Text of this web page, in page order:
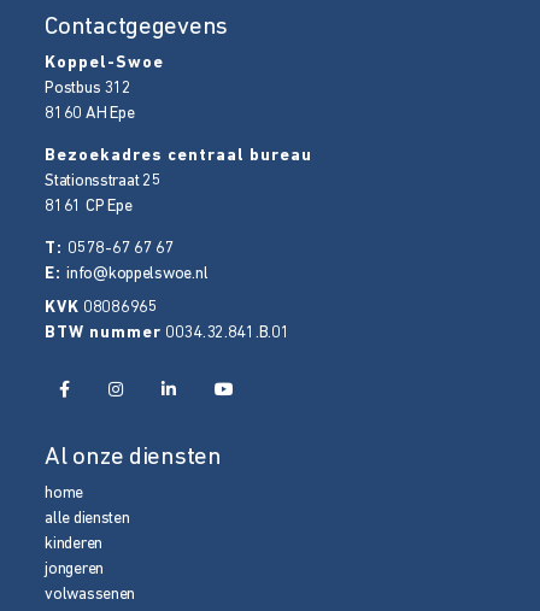
Contactgegevens
Koppel-Swoe
Postbus 312
8160 AH Epe
Bezoekadres centraal bureau
Stationsstraat 25
8161 CP Epe
T: 0578-67 67 67
E:info@koppelswoe.nl
KVK 08086965
BTW nummer 0034.32.841.B.01
Al onze diensten
home
alle diensten
kinderen
jongeren
volwassenen